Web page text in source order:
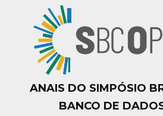
ANAIS DO SIMPÓSIO
BANCO DE